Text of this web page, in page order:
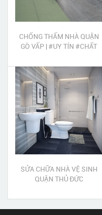
CHỐNG THẤM NHÀ QUẬN
GÒ VẤP | #UY TÍN #CHẤT
SỬA CHỮA NHÀ VỆ SINH
QUẬN THỦ ĐỨC